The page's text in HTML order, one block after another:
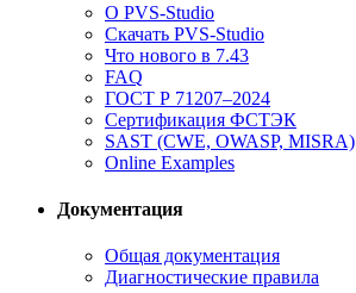
О PVS-Studio
Скачать PVS-Studio
Что нового в 7.43
FAQ
ГОСТ Р 71207–2024
Сертификация ФСТЭК
SAST (CWE, OWASP, MISRA)
Online Examples
Документация
Общая документация
Диагностические правила